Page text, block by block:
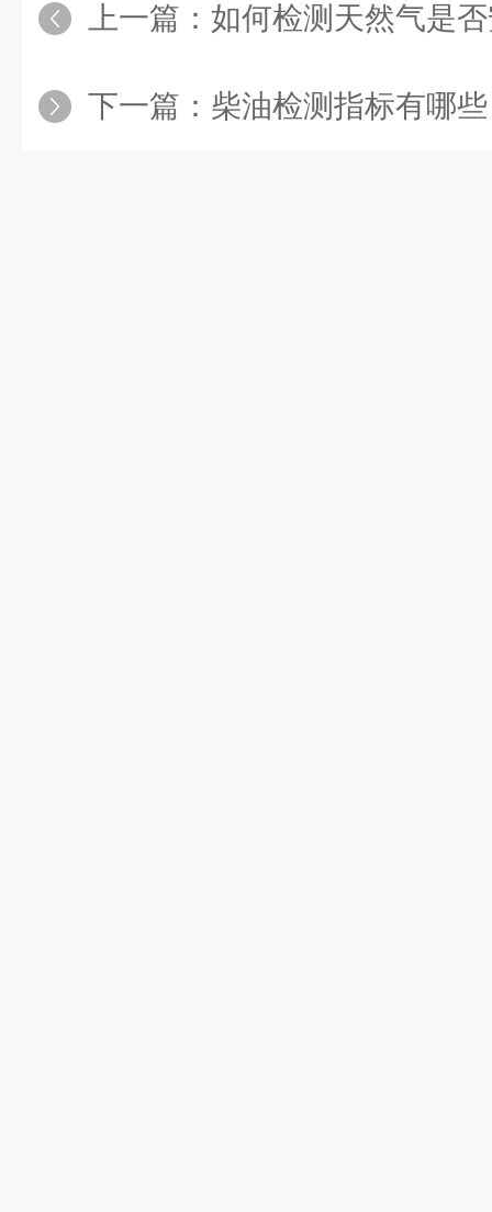
上一篇： 如何检测天然气是
下一篇： 柴油检测指标有哪些